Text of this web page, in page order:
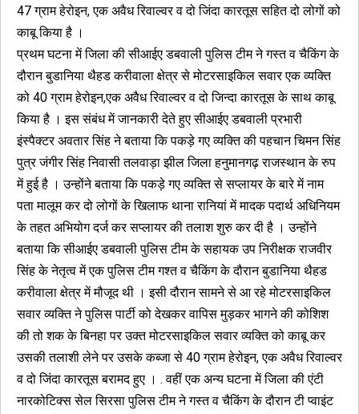
47 ग्राम हेरोइन, एक अवैध रिवाल्वर व दो जिंदा कारतूस सहित दो लोगों को
काबू किया है ।
प्रथम घटना में जिला की सीआईए डबवाली पुलिस टीम ने गस्त व चैकिंग के
दौरान बुडानिया थैहड करीवाला क्षेत्र से मोटरसाइकिल सवार एक व्यक्ति
को 40 ग्राम हेरोइन,एक अवैध रिवाल्वर व दो जिन्दा कारतूस के साथ काबू
किया है । इस संबंध में जानकारी देते हुए सीआईए डबवाली प्रभारी
इंस्पैक्टर अवतार सिंह ने बताया कि पकड़े गए व्यक्ति की पहचान चिमन सिंह
पुत्र जंगीर सिंह निवासी तलवाड़ा झील जिला हनुमानगढ़ राजस्थान के रुप
में हुई है । उन्होंने बताया कि पकड़े गए व्यक्ति से सप्लायर के बारे में नाम
पता मालूम कर दो लोगों के खिलाफ थाना रानियां में मादक पदार्थ अधिनियम
के तहत अभियोग दर्ज कर सप्लायर की तलाश शुरु कर दी है । उन्होंने
बताया कि सीआईए डबवाली पुलिस टीम के सहायक उप निरीक्षक राजवीर
सिंह के नेतृत्व में एक पुलिस टीम गश्त व चैकिंग के दौरान बुडानिया थैहड
करीवाला क्षेत्र में मौजूद थी । इसी दौरान सामने से आ रहे मोटरसाइकिल
सवार व्यक्ति ने पुलिस पार्टी को देखकर वापिस मुड़कर भागने की कोशिश
की तो शक के बिनहा पर उक्त मोटरसाइकिल सवार व्यक्ति को काबू कर
उसकी तलाशी लेने पर उसके कब्जा से 40 ग्राम हेरोइन, एक अवैध रिवाल्वर
व दो जिंदा कारतूस बरामद हुए । . वहीं एक अन्य घटना में जिला की एंटी
नारकोटिक्स सेल सिरसा पुलिस टीम ने गस्त व चैकिंग के दौरान टी प्वाइंट